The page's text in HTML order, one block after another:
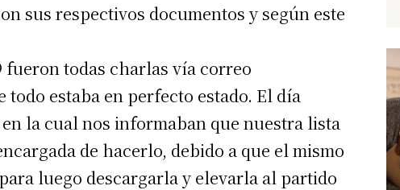
sus respectivos documentos y según este
fueron todas charlas vía correo
estaba en perfecto estado. El día
la cual nos informaban que nuestra lista
de hacerlo, debido a que el mismo
luego descargarla y elevarla al partido